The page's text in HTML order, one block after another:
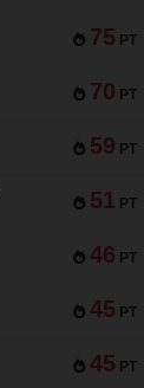
75 PT
70 PT
59 PT
51 PT
46 PT
45 PT
45 PT